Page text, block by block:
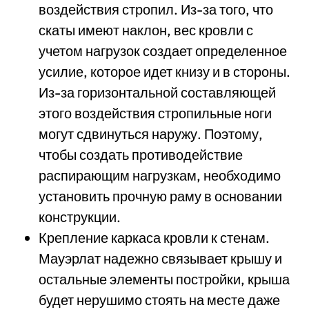
воздействия стропил. Из-за того, что
скаты имеют наклон, вес кровли с
учетом нагрузок создает определенное
усилие, которое идет книзу и в стороны.
Из-за горизонтальной составляющей
этого воздействия стропильные ноги
могут сдвинуться наружу. Поэтому,
чтобы создать противодействие
распирающим нагрузкам, необходимо
установить прочную раму в основании
конструкции.
Крепление каркаса кровли к стенам.
Мауэрлат надежно связывает крышу и
остальные элементы постройки, крыша
будет нерушимо стоять на месте даже